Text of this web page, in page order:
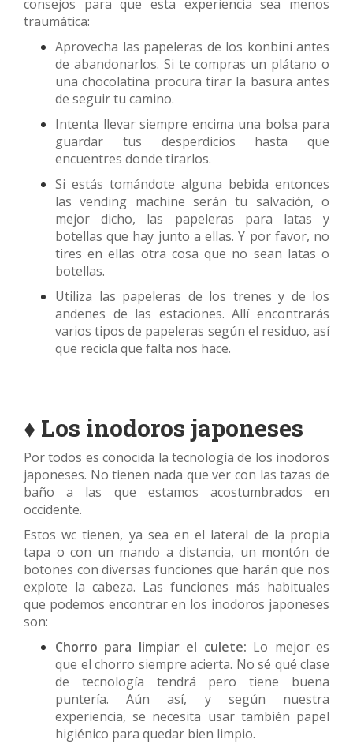
consejos para que esta experiencia sea menos
traumática:
Aprovecha las papeleras de los konbini antes
de abandonarlos. Si te compras un plátano o
una chocolatina procura tirar la basura antes
de seguir tu camino.
Intenta llevar siempre encima una bolsa para
guardar tus desperdicios hasta que
encuentres donde tirarlos.
Si estás tomándote alguna bebida entonces
las vending machine serán tu salvación, o
mejor dicho, las papeleras para latas y
botellas que hay junto a ellas. Y por favor, no
tires en ellas otra cosa que no sean latas o
botellas.
Utiliza las papeleras de los trenes y de los
andenes de las estaciones. Allí encontrarás
varios tipos de papeleras según el residuo, así
que recicla que falta nos hace.
♦ Los inodoros japoneses
Por todos es conocida la tecnología de los inodoros
japoneses. No tienen nada que ver con las tazas de
baño a las que estamos acostumbrados en
occidente.
Estos wc tienen, ya sea en el lateral de la propia
tapa o con un mando a distancia, un montón de
botones con diversas funciones que harán que nos
explote la cabeza. Las funciones más habituales
que podemos encontrar en los inodoros japoneses
son:
Chorro para limpiar el culete: Lo mejor es
que el chorro siempre acierta. No sé qué clase
de tecnología tendrá pero tiene buena
puntería. Aún así, y según nuestra
experiencia, se necesita usar también papel
higiénico para quedar bien limpio.